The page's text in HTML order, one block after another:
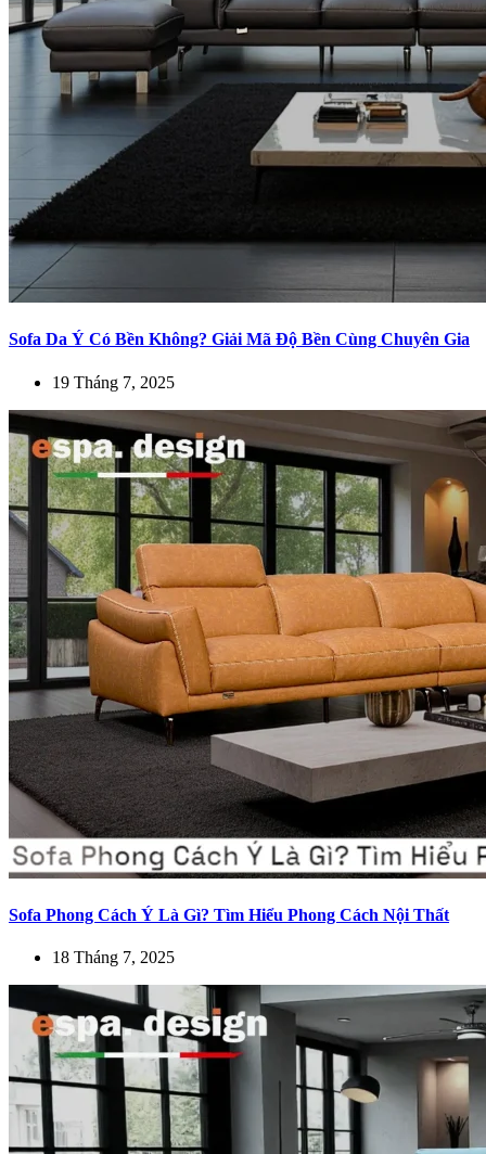
Sofa Da Ý Có Bền Không? Giải Mã Độ Bền Cùng Chuyên Gia
19 Tháng 7, 2025
Sofa Phong Cách Ý Là Gì? Tìm Hiểu Phong Cách Nội Thất
18 Tháng 7, 2025